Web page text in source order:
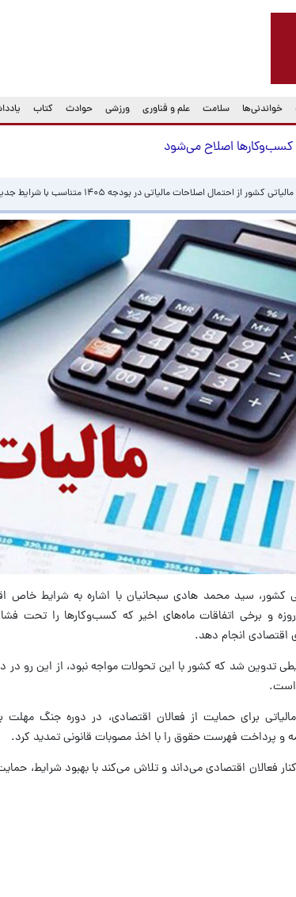
خواندنی‌ها سلامت علم و فناوری ورزشی حوادث کتاب
اصلاحات مالیاتی در بودجه ۱۴۰۵ متناسب با شرایط جدید کشور خبر داد.
کشور، سید محمد هادی سبحانیان با اشاره به شرایط
چالش‌های اقتصادی، وقوع جنگ ۱۲ روزه و برخی اتفاقات ماه‌های اخیر که کسب‌وکارها
اقتصادی انجام دهد.
لایحه بودجه ۱۴۰۵ در شرایطی تدوین شد که کشور با این تحولات مواجه نبود، از
است.
برای حمایت از فعالان اقتصادی، در دوره جنگ
و پرداخت فهرست حقوق را با اخذ مصوبات قانونی تمدید کرد.
فعالان اقتصادی می‌داند و تلاش می‌کند با بهبود شرایط،